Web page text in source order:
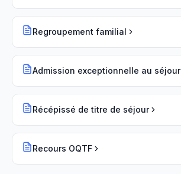
Regroupement familial
Admission exceptionnelle au séjour
Récépissé de titre de séjour
Recours OQTF